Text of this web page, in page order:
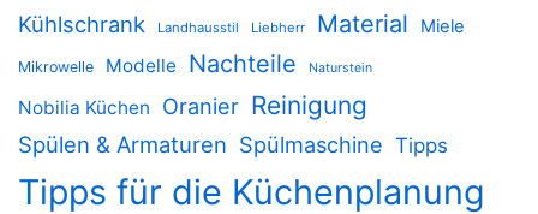
Kühlschrank Landhausstil Liebherr Material Miele
Mikrowelle Modelle Nachteile Naturstein
Nobilia Küchen Oranier Reinigung
Spülen & Armaturen Spülmaschine Tipps
Tipps für die Küchenplanung